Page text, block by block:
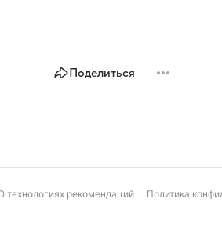
Поделиться
технологиях рекомендаций Политика